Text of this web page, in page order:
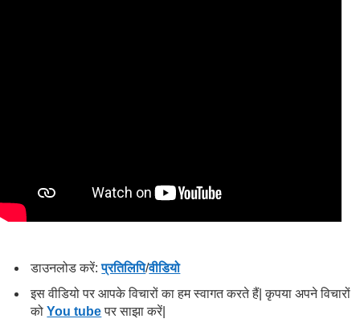
डाउनलोड करें:प्रतिलिपि/वीडियो
इस वीडियो पर आपके विचारों का हम स्वागत करते हैं| कृपया अपने विचारों
कोYou tubeपर साझा करें|